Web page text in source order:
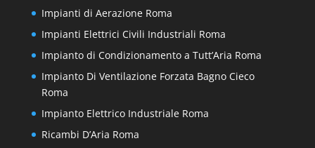
Impianti di Aerazione Roma
Impianti Elettrici Civili Industriali Roma
Impianto di Condizionamento a Tutt’Aria Roma
Impianto Di Ventilazione Forzata Bagno Cieco
Roma
Impianto Elettrico Industriale Roma
Ricambi D’Aria Roma